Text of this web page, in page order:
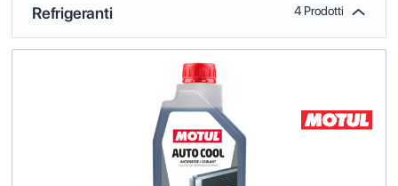
Refrigeranti 4 Prodotti